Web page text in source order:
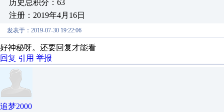
历史总积分：63
注册：2019年4月16日
发表于：2019-07-30 19:22:06
好神秘呀。还要回复才能看
回复 引用 举报
追梦2000